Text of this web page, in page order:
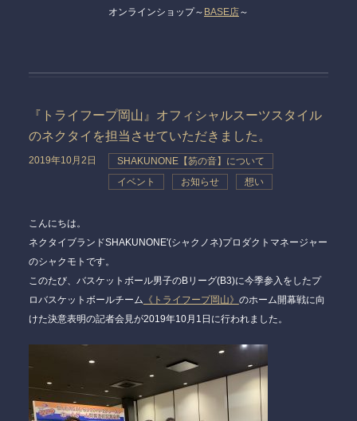
オンラインショップ～ BASE店～
『トライフープ岡山』オフィシャルスーツスタイル
のネクタイを担当させていただきました。
2019年10月2日
SHAKUNONE【笏の音】について
イベント
お知らせ 想い
こんにちは。
ネクタイブランドSHAKUNONE'(シャクノネ)プロダクトマネージャー
のシャクモトです。
このたび、バスケットボール男子のBリーグ(B3)に今季参入をしたプ
ロバスケットボールチーム 《トライフープ岡山》 のホーム開幕戦に向
けた決意表明の記者会見が2019年10月1日に行われました。